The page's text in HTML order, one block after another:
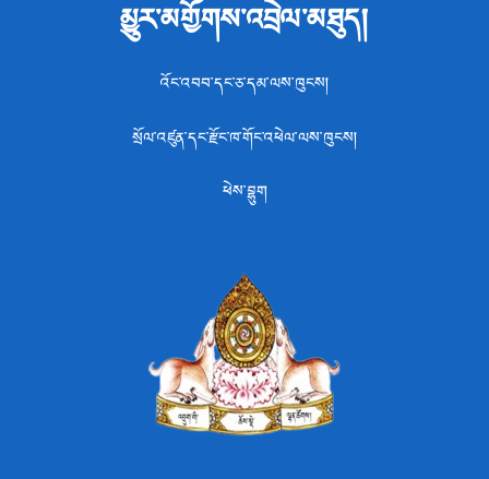
མྱུར་མགྱོགས་འབྲེལ་མཐུད།
འོང་འབབ་དང་ཅ་དམ་ལས་ཁུངས།
སྲོལ་འཛུན་དང་རྫོང་ཁ་གོང་འཕེལ་ལས་ཁུངས།
ཕེས་བྷུག